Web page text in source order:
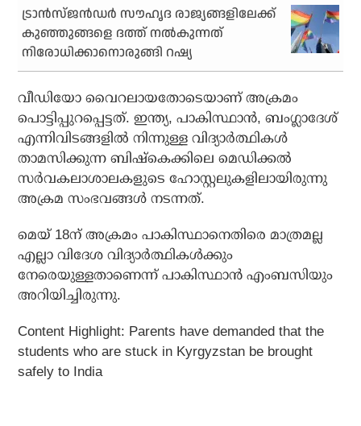
ട്രാൻസ്ജൻഡർ സൗഹൃദ രാജ്യങ്ങളിലേക്ക്
കുഞ്ഞുങ്ങളെ ദത്ത് നൽകുന്നത്
നിരോധിക്കാനൊരുങ്ങി റഷ്യ
വീഡിയോ വൈറലായതോടെയാണ് അക്രമം
പൊട്ടിപ്പുറപ്പെട്ടത്. ഇന്ത്യ, പാകിസ്ഥാന്‍, ബംഗ്ലാദേശ്
എന്നിവിടങ്ങളില്‍ നിന്നുള്ള വിദ്യാര്‍ത്ഥികള്‍
താമസിക്കുന്ന ബിഷ്‌കെക്കിലെ മെഡിക്കല്‍
സര്‍വകലാശാലകളുടെ ഹോസ്റ്റലുകളിലായിരുന്നു
അക്രമ സംഭവങ്ങള്‍ നടന്നത്.
മെയ് 18ന് അക്രമം പാകിസ്ഥാനെതിരെ മാത്രമല്ല
എല്ലാ വിദേശ വിദ്യാര്‍ത്ഥികള്‍ക്കും
നേരെയുള്ളതാണെന്ന് പാകിസ്ഥാന്‍ എംബസിയും
അറിയിച്ചിരുന്നു.
Content Highlight: Parents have demanded that the
students who are stuck in Kyrgyzstan be brought
safely to India